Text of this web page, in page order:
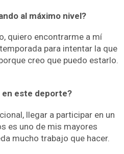
al máximo nivel?
quiero encontrarme a mí
para intentar la que
creo que puedo estarlo.
en este deporte?
llegar a participar en un
es uno de mis mayores
mucho trabajo que hacer.